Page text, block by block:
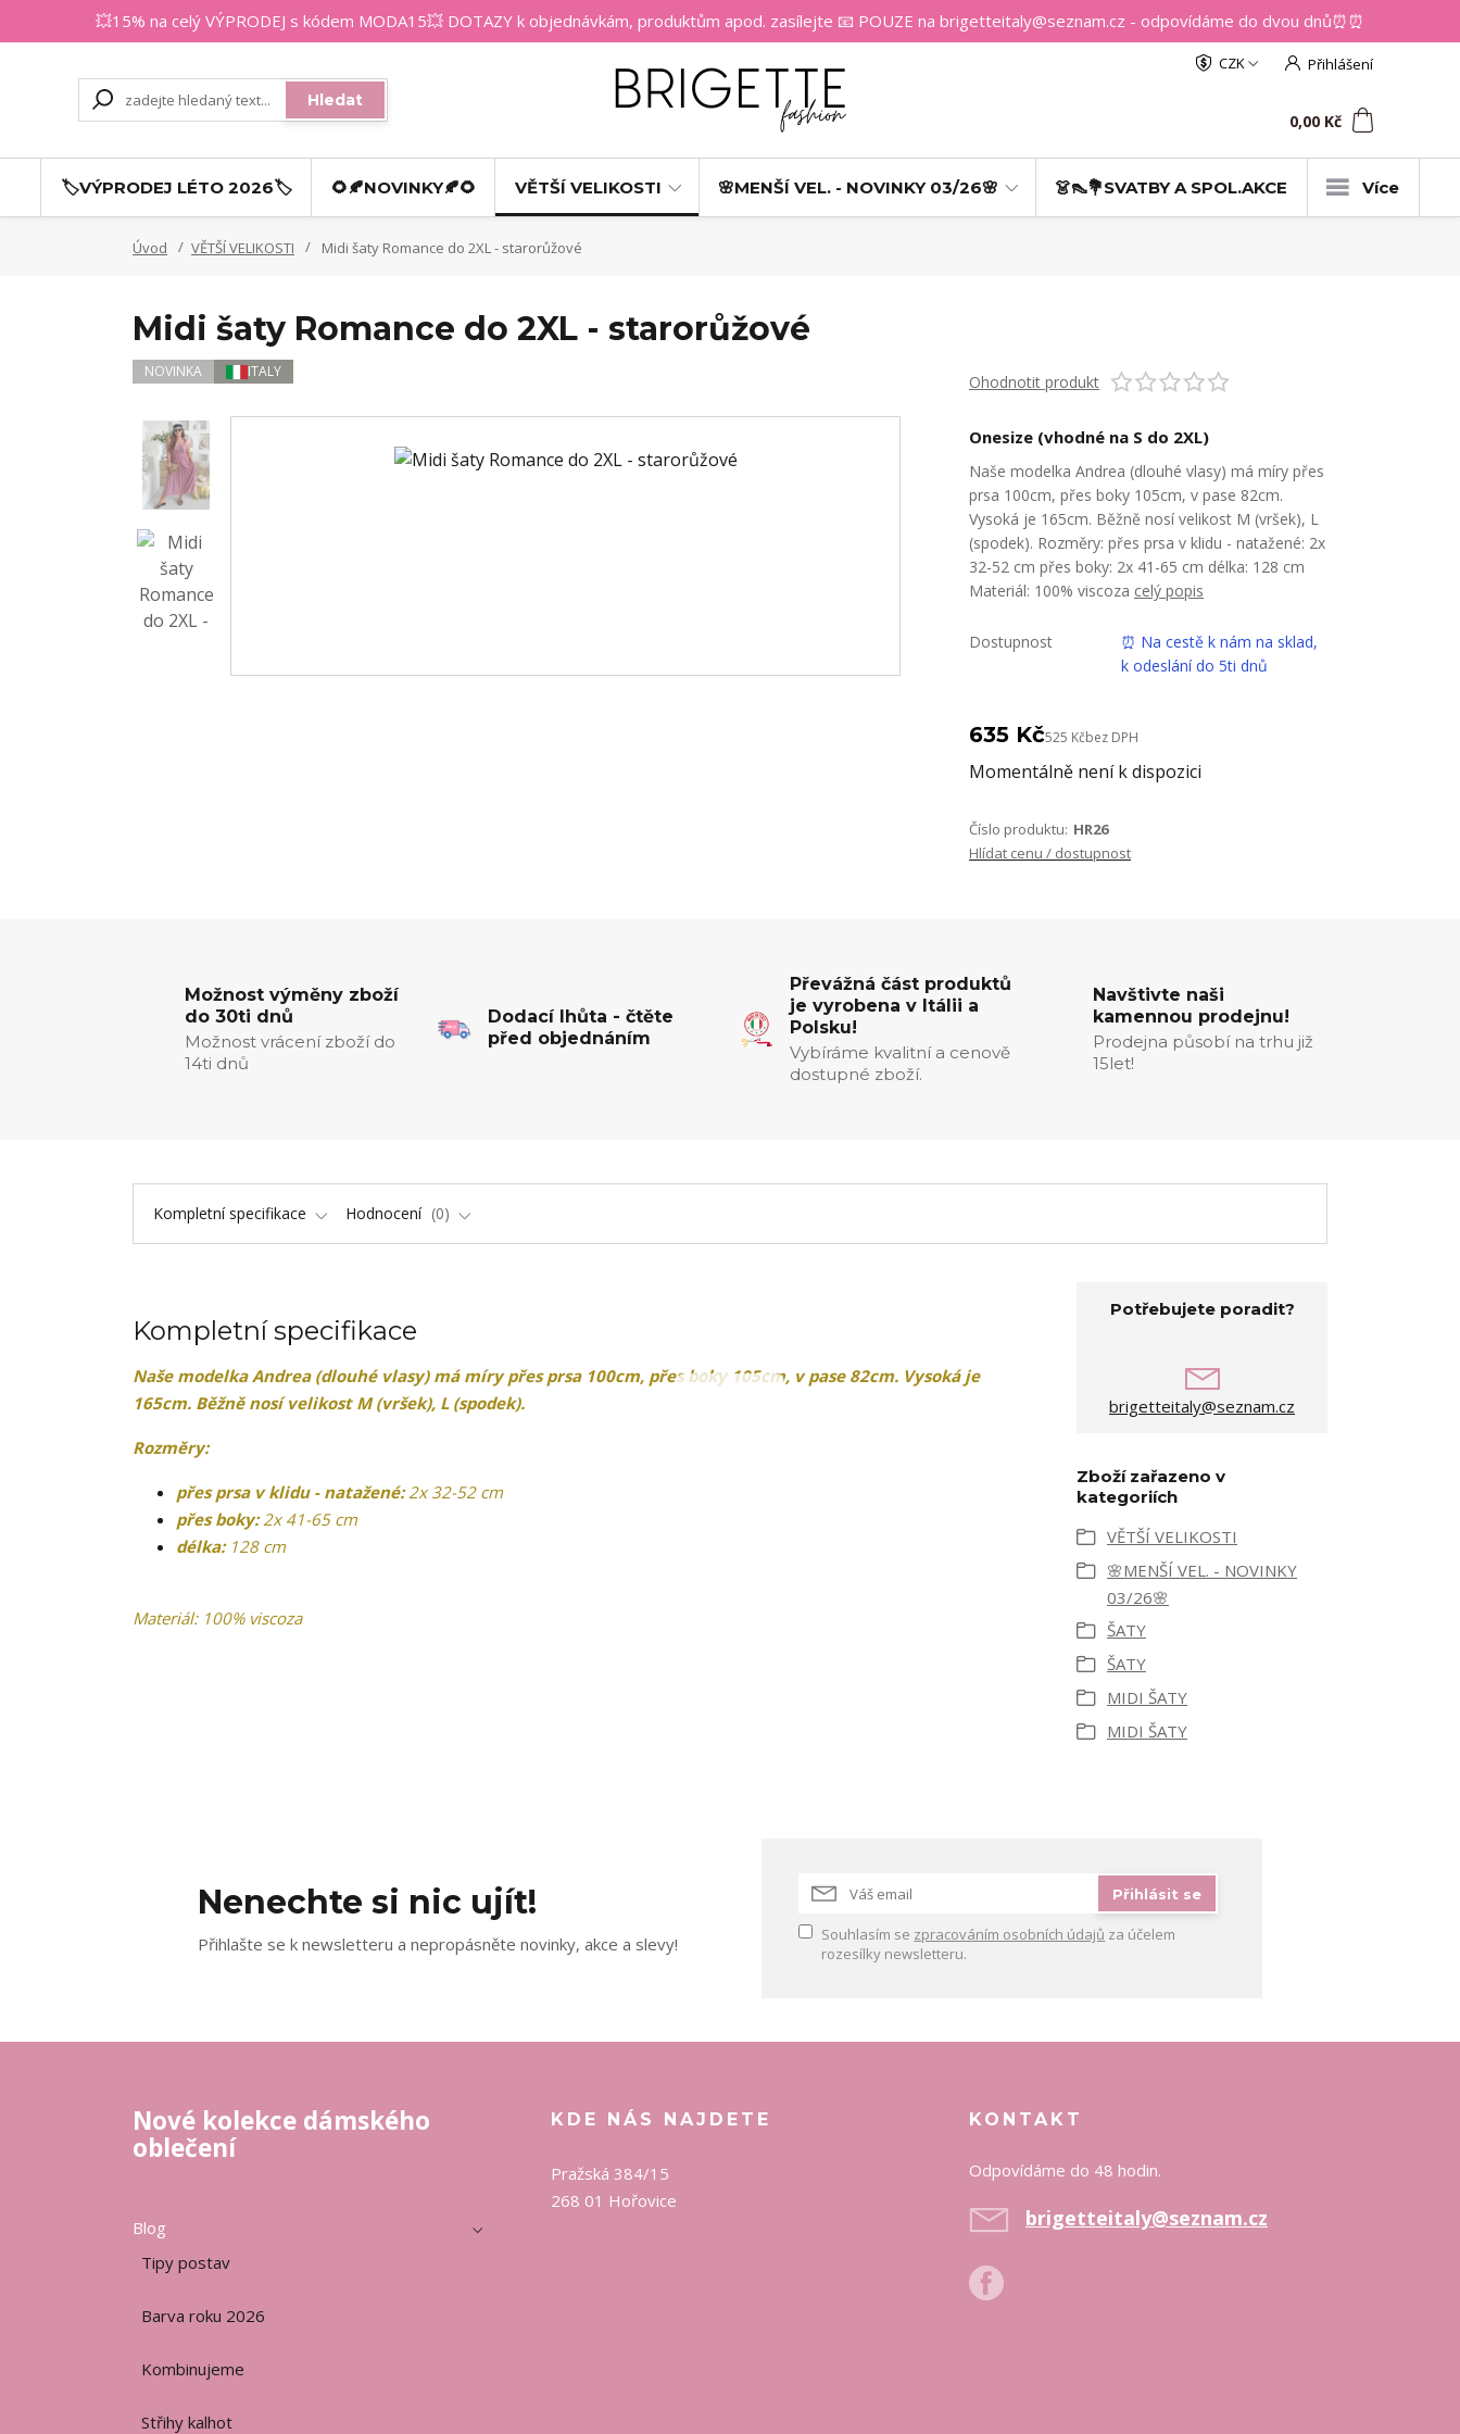
💥15% na celý VÝPRODEJ s kódem MODA15💥 DOTAZY k objednávkám, produktům apod. zasílejte 📧 POUZE na brigetteitaly@seznam.cz - odpovídáme do dvou dnů⏰⏰
CZK
Přihlášení
Hledat
0,00 Kč
🏷️VÝPRODEJ LÉTO 2026🏷️ 🌻🍂NOVINKY🍂🌻 VĚTŠÍ VELIKOSTI 🌸MENŠÍ VEL. - NOVINKY 03/26🌸 👗👠💐SVATBY A SPOL.AKCE Více
Úvod VĚTŠÍ VELIKOSTI Midi šaty Romance do 2XL - starorůžové
Midi šaty Romance do 2XL - starorůžové
NOVINKA ITALY Ohodnotit produkt
Onesize (vhodné na S do 2XL)
Naše modelka Andrea (dlouhé vlasy) má míry přes
prsa 100cm, přes boky 105cm, v pase 82cm.
Vysoká je 165cm. Běžně nosí velikost M (vršek), L
(spodek). Rozměry: přes prsa v klidu - natažené: 2x
32-52 cm přes boky: 2x 41-65 cm délka: 128 cm
Materiál: 100% viscoza celý popis
Dostupnost
⏰ Na cestě k nám na sklad,
k odeslání do 5ti dnů
635 Kč525 Kčbez DPH
Momentálně není k dispozici
Číslo produktu: HR26
Hlídat cenu / dostupnost
Možnost výměny zboží
do 30ti dnů
Možnost vrácení zboží do
14ti dnů
Dodací lhůta - čtěte
před objednáním
Převážná část produktů
je vyrobena v Itálii a
Polsku!
Vybíráme kvalitní a cenově
dostupné zboží.
Navštivte naši
kamennou prodejnu!
Prodejna působí na trhu již
15let!
Kompletní specifikace Hodnocení 0
Kompletní specifikace
Naše modelkaAndrea (dlouhé vlasy)má míry přes prsa 100cm, přes boky 105cm, v pase 82cm. Vysoká je
165cm. Běžně nosí velikost M (vršek), L (spodek).
Rozměry:
přes prsa v klidu - natažené:2x 32-52 cm
přes boky:2x 41-65 cm
délka: 128 cm
Materiál: 100% viscoza
Potřebujete poradit?
brigetteitaly@seznam.cz
Zboží zařazeno v
kategoriích
VĚTŠÍ VELIKOSTI
🌸MENŠÍ VEL. - NOVINKY
03/26🌸
ŠATY
ŠATY
MIDI ŠATY
MIDI ŠATY
Nenechte si nic ujít!
Přihlašte se k newsletteru a nepropásněte novinky, akce a slevy!
Přihlásit se
Souhlasím se zpracováním osobních údajů za účelem
rozesílky newsletteru.
Nové kolekce dámského
oblečení
Blog
Tipy postav
Barva roku 2026
Kombinujeme
Střihy kalhot
KDE NÁS NAJDETE
Pražská 384/15
268 01 Hořovice
KONTAKT
Odpovídáme do 48 hodin.
brigetteitaly@seznam.cz